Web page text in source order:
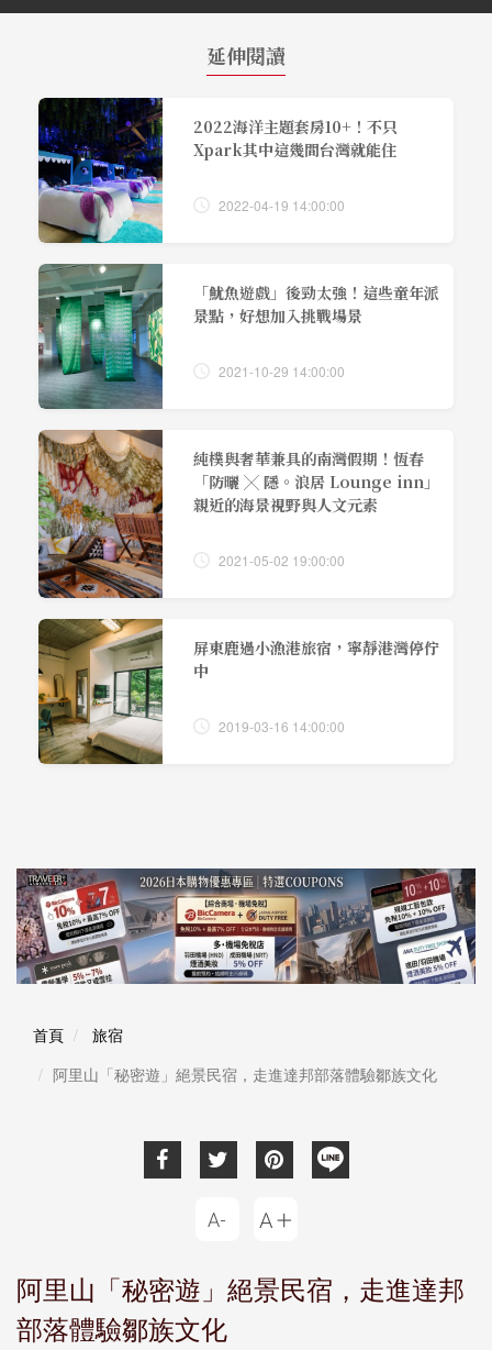
延伸閱讀
2022海洋主題套房10+！不只
Xpark其中這幾間台灣就能住
2022-04-19 14:00:00
「魷魚遊戲」後勁太強！這些童年派
景點，好想加入挑戰場景
2021-10-29 14:00:00
純樸與奢華兼具的南灣假期！恆春
「防曬 ╳ 隱。浪居 Lounge inn」
親近的海景視野與人文元素
2021-05-02 19:00:00
屏東鹿過小漁港旅宿，寧靜港灣停佇
中
2019-03-16 14:00:00
首頁
旅宿
阿里山「秘密遊」絕景民宿，走進達邦部落體驗鄒族文化
阿里山「秘密遊」絕景民宿，走進達邦
部落體驗鄒族文化